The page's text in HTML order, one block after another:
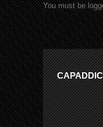
You must be